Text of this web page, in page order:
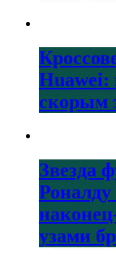
Huawei:
скорым
Звезда
узами